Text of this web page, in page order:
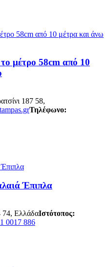
μέτρο 58cm από 10
187 58,
Τηλέφωνο:
Έπιπλα
74, ΕλλάδαΙστότοπος:
0017 886